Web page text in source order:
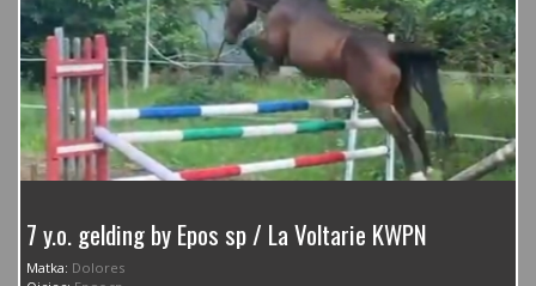
7 y.o. gelding by Epos sp / La Voltarie KWPN
Matka: Dolores